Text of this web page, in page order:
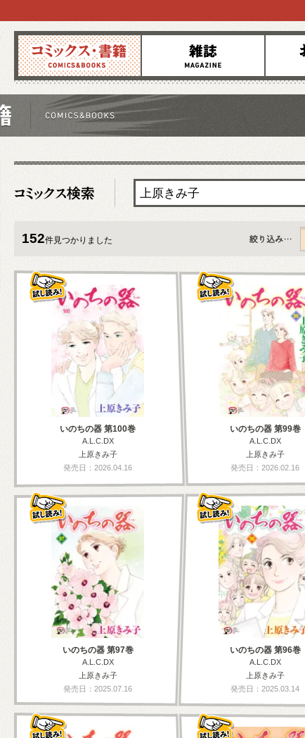
コミックス 雑誌 お知らせ
152件見つかりました
いのちの器 第100巻
A.L.C.DX
上原きみ子
発売日：2026.04.16
いのちの器 第99巻
A.L.C.DX
上原きみ子
発売日：2026.02.16
いのちの器 第97巻
A.L.C.DX
上原きみ子
発売日：2025.07.16
いのちの器 第96巻
A.L.C.DX
上原きみ子
発売日：2025.03.14